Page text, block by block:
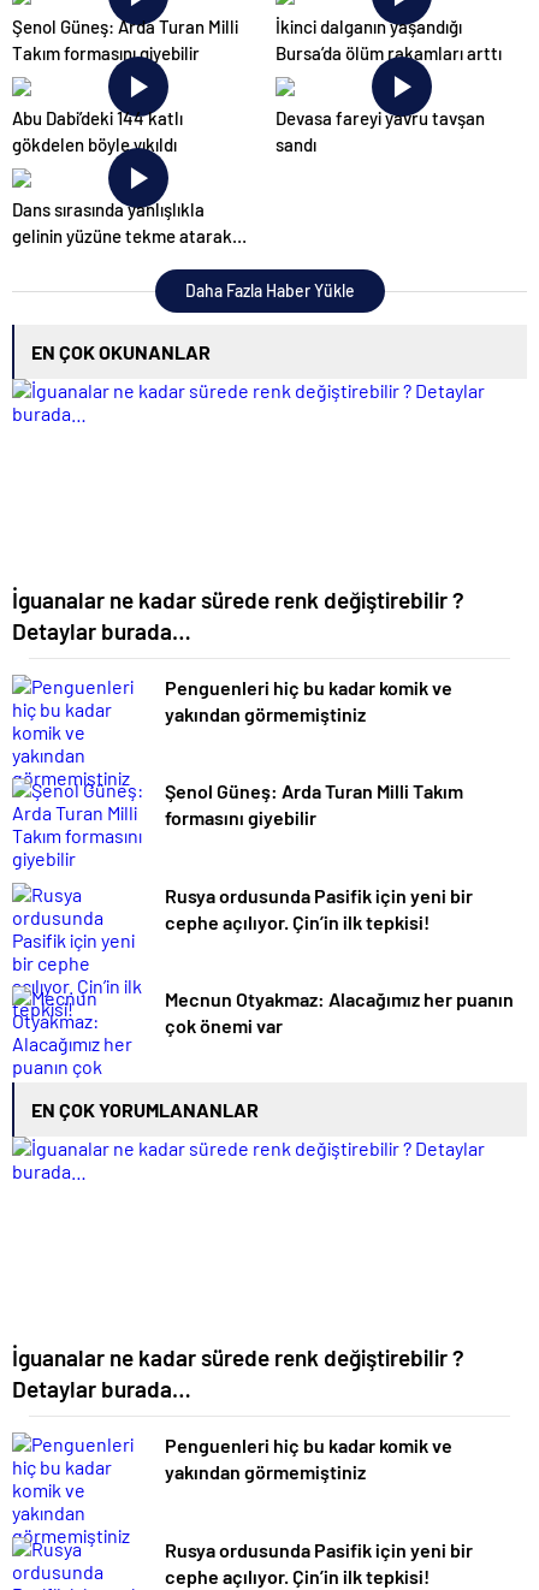
Şenol Güneş: Arda Turan Milli
Takım formasını giyebilir
İkinci dalganın yaşandığı
Bursa’da ölüm rakamları arttı
Abu Dabi’deki 144 katlı
gökdelen böyle yıkıldı
Devasa fareyi yavru tavşan
sandı
Dans sırasında yanlışlıkla
gelinin yüzüne tekme atarak
Daha Fazla Haber Yükle
EN ÇOK OKUNANLAR
İguanalar ne kadar sürede renk değiştirebilir ?
Detaylar burada…
Penguenleri hiç bu kadar komik ve
yakından görmemiştiniz
Şenol Güneş: Arda Turan Milli Takım
formasını giyebilir
Rusya ordusunda Pasifik için yeni bir
cephe açılıyor. Çin’in ilk tepkisi!
Mecnun Otyakmaz: Alacağımız her puanın
çok önemi var
EN ÇOK YORUMLANANLAR
İguanalar ne kadar sürede renk değiştirebilir ?
Detaylar burada…
Penguenleri hiç bu kadar komik ve
yakından görmemiştiniz
Rusya ordusunda Pasifik için yeni bir
cephe açılıyor. Çin’in ilk tepkisi!